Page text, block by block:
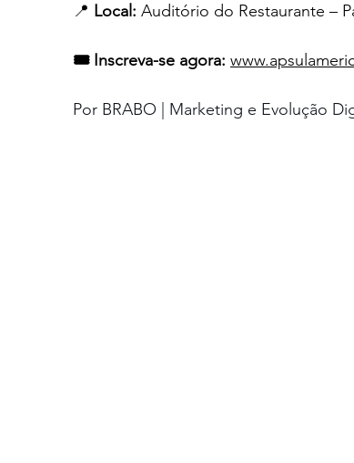
📍 Local: Auditório do Restaurante –
🎟️ Inscreva-se agora:
Por BRABO | Marketing e Evolução